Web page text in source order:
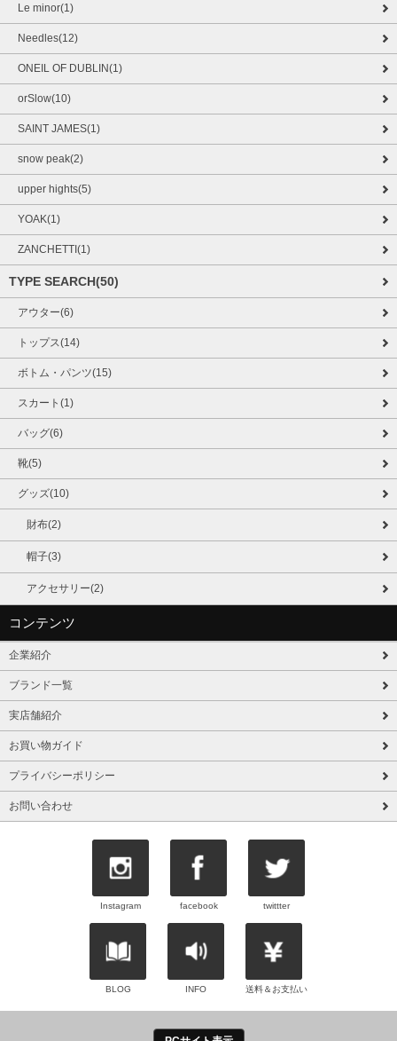
Le minor(1)
Needles(12)
ONEIL OF DUBLIN(1)
orSlow(10)
SAINT JAMES(1)
snow peak(2)
upper hights(5)
YOAK(1)
ZANCHETTI(1)
TYPE SEARCH(50)
アウター(6)
トップス(14)
ボトム・パンツ(15)
スカート(1)
バッグ(6)
靴(5)
グッズ(10)
財布(2)
帽子(3)
アクセサリー(2)
コンテンツ
企業紹介
ブランド一覧
実店舗紹介
お買い物ガイド
プライバシーポリシー
お問い合わせ
Instagram facebook twittter
BLOG INFO 送料＆お支払い